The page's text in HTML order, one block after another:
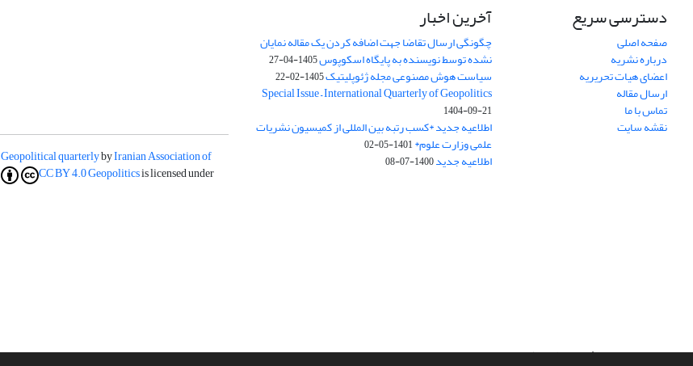
دسترسی سریع
صفحه اصلی
درباره نشریه
اعضای هیات تحریریه
ارسال مقاله
تماس با ما
نقشه سایت
آخرین اخبار
چگونگی ارسال تقاضا جهت اضافه کردن یک مقاله نمایان
نشده توسط نویسنده به پایگاه اسکوپوس1405-04-27
سیاست هوش مصنوعی مجله ژئوپلیتیک1405-02-22
Special Issue – International Quarterly of Geopolitics
1404-09-21
اطلاعیه جدید *کسب رتبه بین المللی از کمیسیون نشریات
علمی وزارت علوم*1401-05-02
اطلاعیه جدید1400-07-08
Geopolitical quarterlybyIranian Association of
Geopoliticsis licensed under
CC BY 4.0
سامانه مدیریت نشریات علمی.طراحی و پیاده سازی ازسیناوب